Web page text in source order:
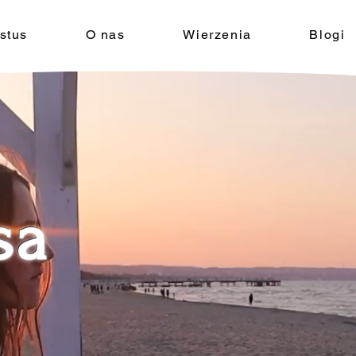
O nas Wierzenia Blogi